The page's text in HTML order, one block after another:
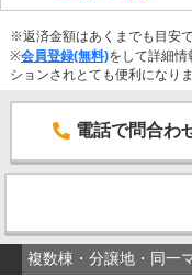
※返済金額はあくまでも目安で
※会員登録(無料)をして詳細情
ションされとても便利になりま
電話で問合わ
複数棟・分譲地・同一